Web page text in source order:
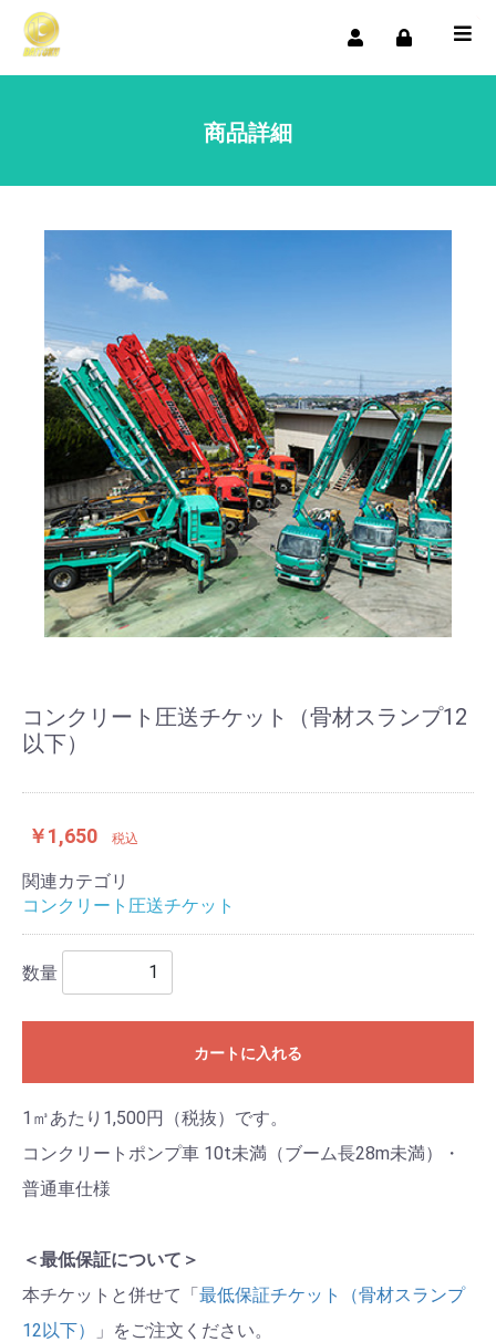
0
商品詳細
コンクリート圧送チケット（骨材スランプ12
以下）
￥1,650 税込
関連カテゴリ
コンクリート圧送チケット
数量
カートに入れる
1㎥あたり1,500円（税抜）です。
コンクリートポンプ車 10t未満（ブーム長28m未満）・
普通車仕様
＜最低保証について＞
本チケットと併せて「最低保証チケット（骨材スランプ
12以下）
」をご注文ください。